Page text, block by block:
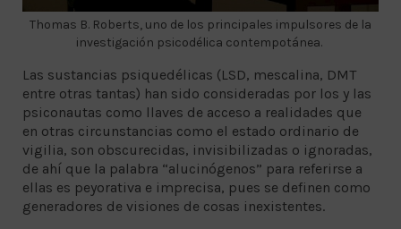
Thomas B. Roberts, uno de los principales impulsores de la
investigación psicodélica contempotánea.
Las sustancias psiquedélicas (LSD, mescalina, DMT
entre otras tantas) han sido consideradas por los y las
psiconautas como llaves de acceso a realidades que
en otras circunstancias como el estado ordinario de
vigilia, son obscurecidas, invisibilizadas o ignoradas,
de ahí que la palabra “alucinógenos” para referirse a
ellas es peyorativa e imprecisa, pues se definen como
generadores de visiones de cosas inexistentes.